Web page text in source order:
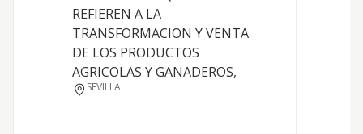
REFIEREN A LA
TRANSFORMACION Y VENTA
DE LOS PRODUCTOS
AGRICOLAS Y GANADEROS,
SEVILLA